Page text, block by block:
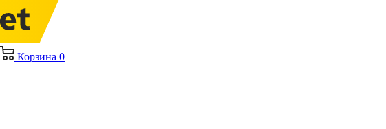
Корзина 0